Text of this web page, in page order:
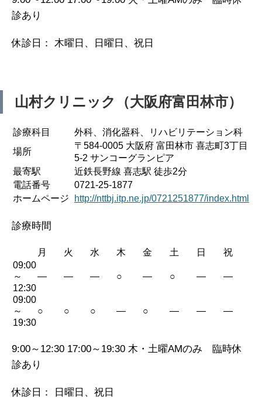
診あり
休診日： 木曜日、日曜日、祝日
山村クリニック（大阪府富田林市）
診療科目
外科、消化器科、リハビリテーション科
場所
〒584-0005 大阪府 富田林市 喜志町3丁目
5-2 サンコーグランピア
最寄駅
近鉄長野線 喜志駅 徒歩2分
電話番号
0721-25-1877
ホームページ
http://nttbj.itp.ne.jp/0721251877/index.html
診療時間
月 火 水 木 金 土 日
祝
09:00
～
12:30
— — — ○ — ○ — —
09:00
～
19:30
○ ○ ○ — ○ — — —
9:00～12:30 17:00～19:30 木・土曜AMのみ 臨時休
診あり
休診日： 日曜日、祝日